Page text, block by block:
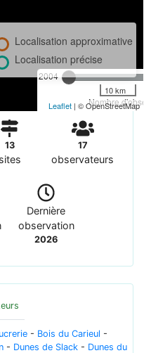
2004
Nombre
Localisation approximative
Localisation précise
10 km
Leaflet | © OpenStreetMap
13
sites
17
observateurs
Dernière
observation
2026
- Bois du Carieul -
- Dunes de Slack - Dunes du